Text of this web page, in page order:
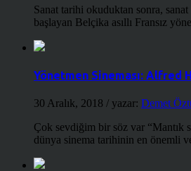
Sanat tarihi okuduktan sonra,
başlayan Belçika asıllı Fransız
Yönetmen Sineması: Alfred
30 Aralık, 2018 / yazar: Demet
Çok sevdiğim bir söz var “Mantık
dünya sinema tarihinin en önemli